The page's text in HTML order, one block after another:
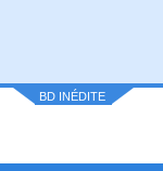
BD INÉDITE